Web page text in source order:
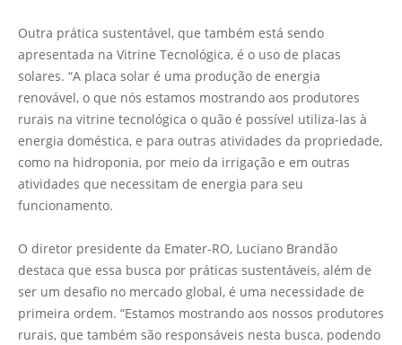
Outra prática sustentável, que também está sendo
apresentada na Vitrine Tecnológica, é o uso de placas
solares. “A placa solar é uma produção de energia
renovável, o que nós estamos mostrando aos produtores
rurais na vitrine tecnológica o quão é possível utiliza-las à
energia doméstica, e para outras atividades da propriedade,
como na hidroponia, por meio da irrigação e em outras
atividades que necessitam de energia para seu
funcionamento.
O diretor presidente da Emater-RO, Luciano Brandão
destaca que essa busca por práticas sustentáveis, além de
ser um desafio no mercado global, é uma necessidade de
primeira ordem. “Estamos mostrando aos nossos produtores
rurais, que também são responsáveis nesta busca, podendo